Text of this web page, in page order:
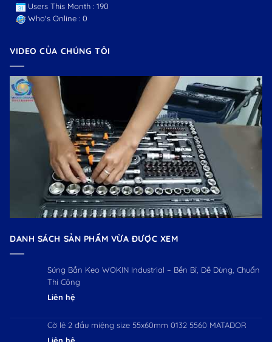
Users This Month : 190
Who's Online : 0
VIDEO CỦA CHÚNG TÔI
DANH SÁCH SẢN PHẨM VỪA ĐƯỢC XEM
Súng Bắn Keo WOKIN Industrial – Bền Bỉ, Dễ Dùng, Chuẩn
Thi Công
Liên hệ
Cờ lê 2 đầu miệng size 55x60mm 0132 5560 MATADOR